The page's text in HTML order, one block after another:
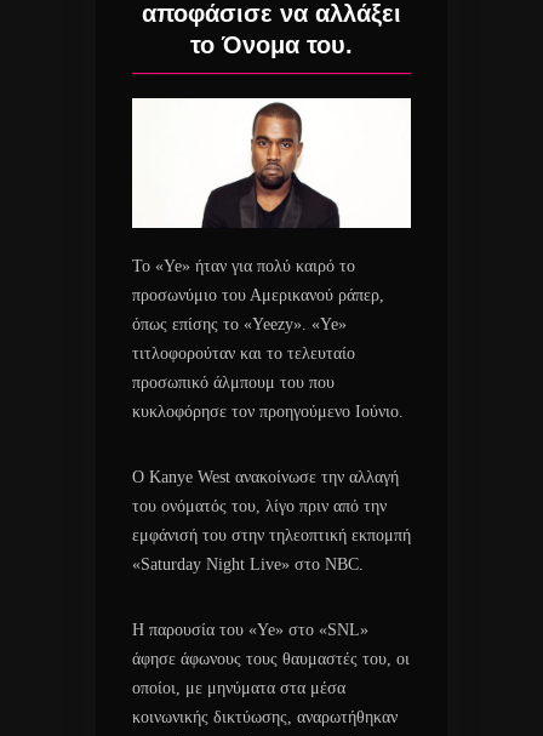
αποφάσισε να αλλάξει
το Όνομα του.
Το «Ye» ήταν για πολύ καιρό το
προσωνύμιο του Αμερικανού ράπερ,
όπως επίσης το «Yeezy». «Ye»
τιτλοφορούταν και το τελευταίο
προσωπικό άλμπουμ του που
κυκλοφόρησε τον προηγούμενο Ιούνιο.
Ο Kanye West ανακοίνωσε την αλλαγή
του ονόματός του, λίγο πριν από την
εμφάνισή του στην τηλεοπτική εκπομπή
«Saturday Night Live» στο NBC.
Η παρουσία του «Ye» στο «SNL»
άφησε άφωνους τους θαυμαστές του, οι
οποίοι, με μηνύματα στα μέσα
κοινωνικής δικτύωσης, αναρωτήθηκαν